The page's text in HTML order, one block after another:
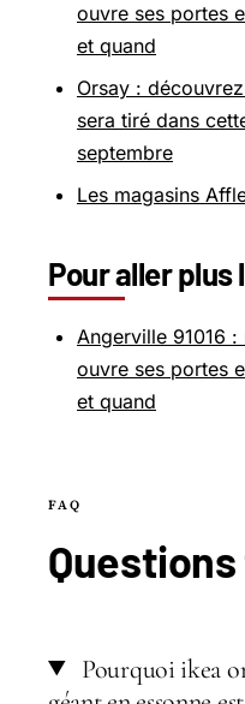
ouvre ses portes
et quand
Orsay :
sera tiré dans
septembre
Les magasins
Pour aller plus
Angerville 91016
ouvre ses portes
et quand
FAQ
Questions
Pourquoi ikea